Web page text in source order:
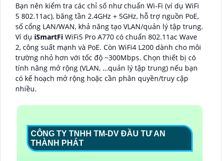
Bạn nên kiểm tra các chỉ số như chuẩn Wi-Fi (ví dụ WiFi
5 802.11ac), băng tần 2.4GHz + 5GHz, hỗ trợ nguồn PoE,
số cổng LAN/WAN, khả năng tạo VLAN/quản lý tập trung.
Ví dụ iSmartFi WiFi5 Pro A770 có chuẩn 802.11ac Wave
2, công suất mạnh và PoE. Còn WiFi4 L200 dành cho môi
trường nhỏ hơn với tốc độ ~300Mbps. Chọn thiết bị có
tính năng mở rộng (VLAN, …quản lý tập trung) nếu bạn
có kế hoạch mở rộng hoặc cần phân quyền/truy cập
nhiều.
CÔNG TY TNHH TM-DV ĐẦU TƯ AN
THÀNH PHÁT